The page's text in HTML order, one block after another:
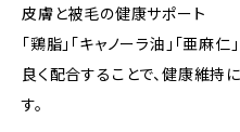
皮膚と被毛の健康サポート
「鶏脂」「キャノーラ油」「亜麻
良く配合することで、健康維持
す。